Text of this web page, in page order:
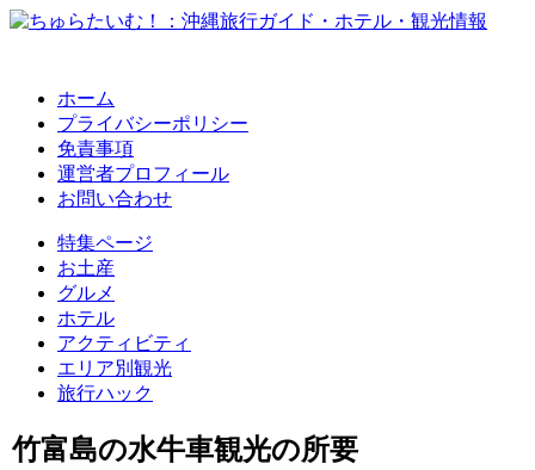
ホーム
プライバシーポリシー
免責事項
運営者プロフィール
お問い合わせ
特集ページ
お土産
グルメ
ホテル
アクティビティ
エリア別観光
旅行ハック
竹富島の水牛車観光の所要